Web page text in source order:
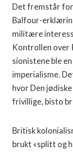
Det fremstår
Balfour-
militære
Kontrollen over
sionistene ble
imperialisme.
hvor Den
frivillige, bisto
Britisk
brukt «splitt og